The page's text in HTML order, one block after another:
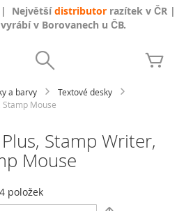
Největšídistributorrazítek v ČR |
v Borovanech u ČB.
a barvy
Textové desky
Stamp Mouse
Stamp Writer,
Mouse
4položek